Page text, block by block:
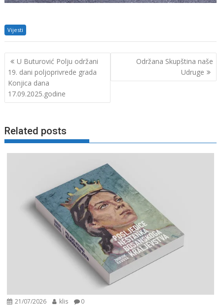
Vijesti
Navigacija
objava
U Buturović Polju održani
19. dani poljoprivrede grada
Konjica dana
17.09.2025.godine
Održana Skupština naše
Udruge
Related posts
21/07/2026 klis 0